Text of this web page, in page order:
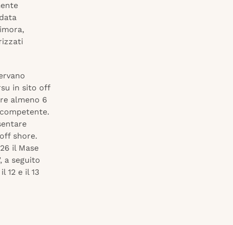
in sito off
almeno 6
shore.
il Mase
a seguito
12 e il 13